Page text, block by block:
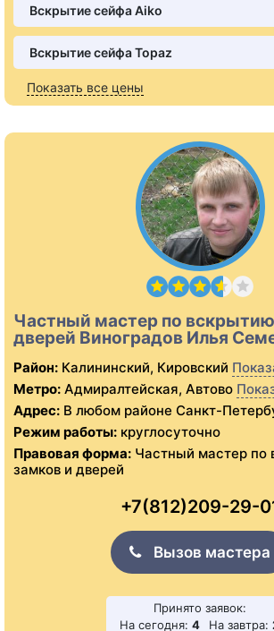
Вскрытие сейфа Aiko
Вскрытие сейфа Topaz
Показать все цены
Частный мастер по
дверей Виноградов Илья
Район: Калининский, Кировский
Метро: Адмиралтейская, Автово
Адрес: В любом районе Санкт-
Режим работы: круглосуточно
Правовая форма: Частный мастер по
замков и дверей
+7(812)209-29-
Вызов мастера
Принято заявок:
На сегодня: 4 На завтра: